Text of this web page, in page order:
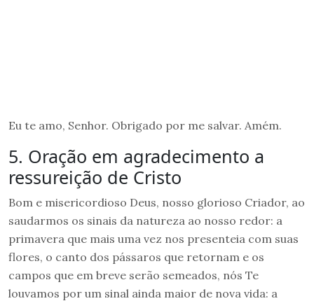
Eu te amo, Senhor. Obrigado por me salvar. Amém.
5. Oração em agradecimento a
ressureição de Cristo
Bom e misericordioso Deus, nosso glorioso Criador, ao
saudarmos os sinais da natureza ao nosso redor: a
primavera que mais uma vez nos presenteia com suas
flores, o canto dos pássaros que retornam e os
campos que em breve serão semeados, nós Te
louvamos por um sinal ainda maior de nova vida: a